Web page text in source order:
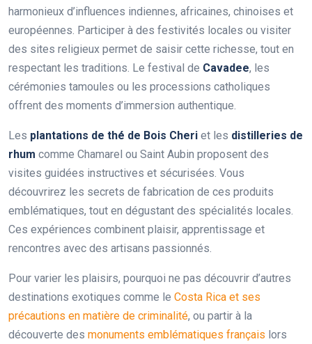
harmonieux d’influences indiennes, africaines, chinoises et
européennes. Participer à des festivités locales ou visiter
des sites religieux permet de saisir cette richesse, tout en
respectant les traditions. Le festival de Cavadee, les
cérémonies tamoules ou les processions catholiques
offrent des moments d’immersion authentique.
Les plantations de thé de Bois Cheri et les distilleries de
rhum comme Chamarel ou Saint Aubin proposent des
visites guidées instructives et sécurisées. Vous
découvrirez les secrets de fabrication de ces produits
emblématiques, tout en dégustant des spécialités locales.
Ces expériences combinent plaisir, apprentissage et
rencontres avec des artisans passionnés.
Pour varier les plaisirs, pourquoi ne pas découvrir d’autres
destinations exotiques comme le Costa Rica et ses
précautions en matière de criminalité, ou partir à la
découverte des monuments emblématiques français lors